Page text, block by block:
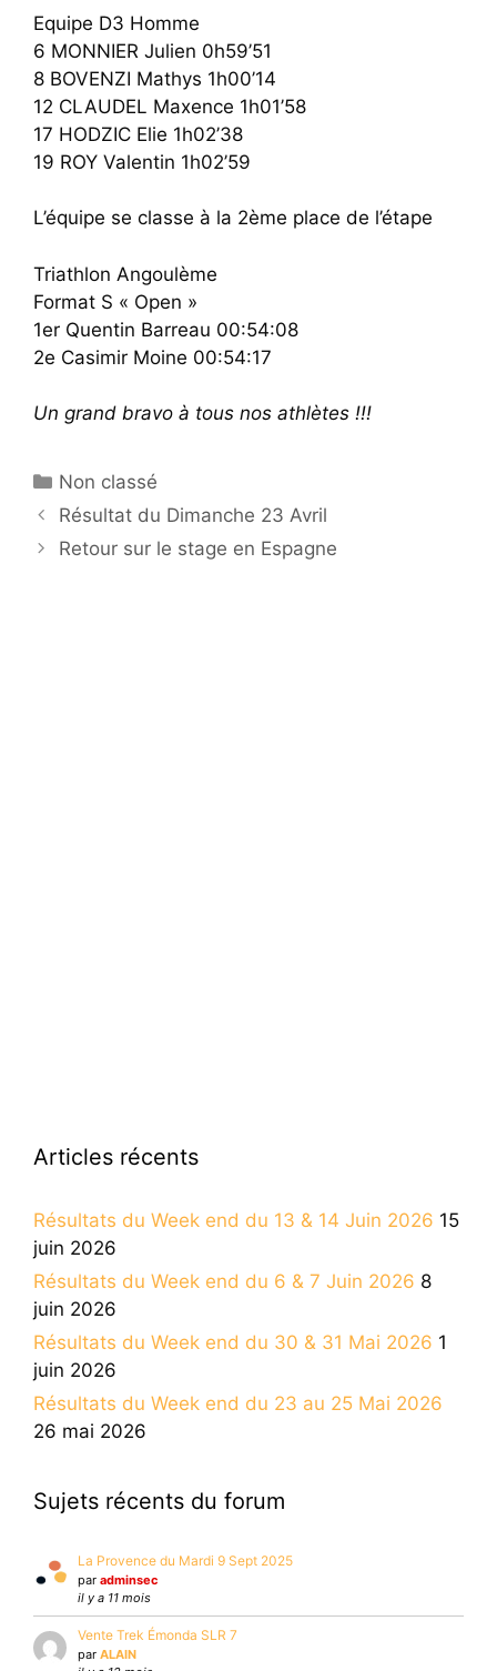
Equipe D3 Homme
6 MONNIER Julien 0h59’51
8 BOVENZI Mathys 1h00’14
12 CLAUDEL Maxence 1h01’58
17 HODZIC Elie 1h02’38
19 ROY Valentin 1h02’59
L’équipe se classe à la 2ème place de l’étape
Triathlon Angoulème
Format S « Open »
1er Quentin Barreau 00:54:08
2e Casimir Moine 00:54:17
Un grand bravo à tous nos athlètes !!!
Catégories
Non classé
Résultat du Dimanche 23 Avril
Retour sur le stage en Espagne
Articles récents
Résultats du Week end du 13 & 14 Juin 2026 15
juin 2026
Résultats du Week end du 6 & 7 Juin 2026 8
juin 2026
Résultats du Week end du 30 & 31 Mai 2026 1
juin 2026
Résultats du Week end du 23 au 25 Mai 2026
26 mai 2026
Sujets récents du forum
La Provence du Mardi 9 Sept 2025
par adminsec
il y a 11 mois
Vente Trek Émonda SLR 7
par ALAIN